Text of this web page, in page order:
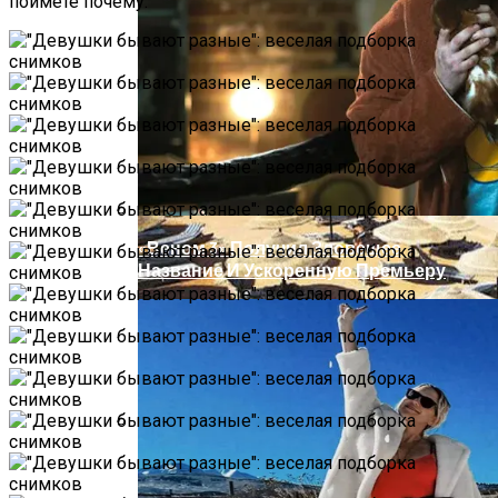
От Осложнений Коронавируса
В Египте Госпитализировали 5-
Летнюю Украинку С Признаками
«Веном 3» Получил Зловещее
Название И Ускоренную Премьеру